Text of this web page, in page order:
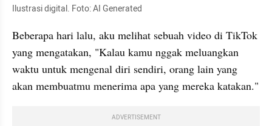
Ilustrasi digital. Foto: AI Generated
Beberapa hari lalu, aku melihat sebuah video di TikTok
yang mengatakan, "Kalau kamu nggak meluangkan
waktu untuk mengenal diri sendiri, orang lain yang
akan membuatmu menerima apa yang mereka katakan."
ADVERTISEMENT